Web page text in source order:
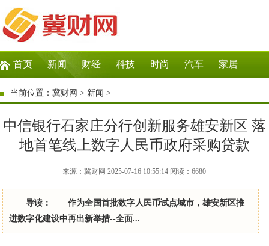
首页 新闻 财经 科技 时尚 汽车 家居
生活 教育 企业
当前位置：冀财网 > 新闻 >
中信银行石家庄分行创新服务雄安新区 落
地首笔线上数字人民币政府采购贷款
来源：冀财网 2025-07-16 10:55:14 阅读：6680
导读： 作为全国首批数字人民币试点城市，雄安新区推
进数字化建设中再出新举措--全面...